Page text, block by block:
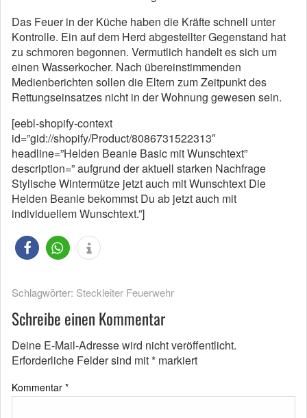
Das Feuer in der Küche haben die Kräfte schnell unter
Kontrolle. Ein auf dem Herd abgestellter Gegenstand hat
zu schmoren begonnen. Vermutlich handelt es sich um
einen Wasserkocher. Nach übereinstimmenden
Medienberichten sollen die Eltern zum Zeitpunkt des
Rettungseinsatzes nicht in der Wohnung gewesen sein.
[eebl-shopify-context
id=”gid://shopify/Product/8086731522313″
headline=”Helden Beanie Basic mit Wunschtext”
description=” aufgrund der aktuell starken Nachfrage
Stylische Wintermütze jetzt auch mit Wunschtext Die
Helden Beanie bekommst Du ab jetzt auch mit
individuellem Wunschtext.”]
Schlagwörter: Steckleiter Feuerwehr
Schreibe einen Kommentar
Deine E-Mail-Adresse wird nicht veröffentlicht.
Erforderliche Felder sind mit* markiert
Kommentar *